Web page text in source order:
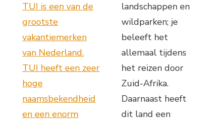
TUI is een van de
grootste
vakantiemerken
van Nederland.
TUI heeft een zeer
hoge
naamsbekendheid
en een enorm
landschappen en
wildparken; je
beleeft het
allemaal tijdens
het reizen door
Zuid-Afrika.
Daarnaast heeft
dit land een